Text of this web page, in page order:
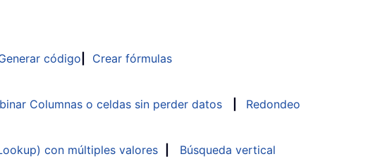
código
Crear fórmulas
Columnas o celdas sin perder datos
Redondeo
con múltiples valores
Búsqueda vertical